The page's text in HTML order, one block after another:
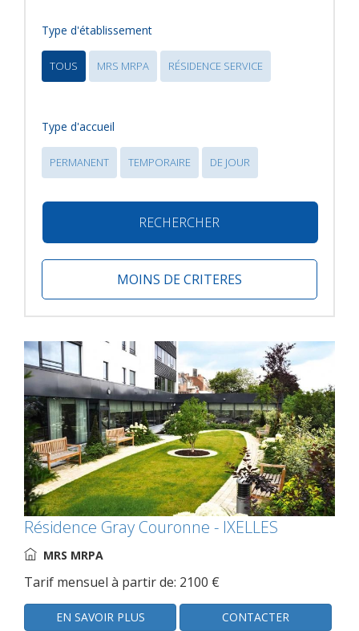
Type d'établissement
TOUS MRS MRPA RÉSIDENCE SERVICE
Type d'accueil
PERMANENT TEMPORAIRE DE JOUR
RECHERCHER
MOINS DE CRITERES
Résidence Gray Couronne - IXELLES
MRS MRPA
Tarif mensuel à partir de: 2100 €
EN SAVOIR PLUS CONTACTER